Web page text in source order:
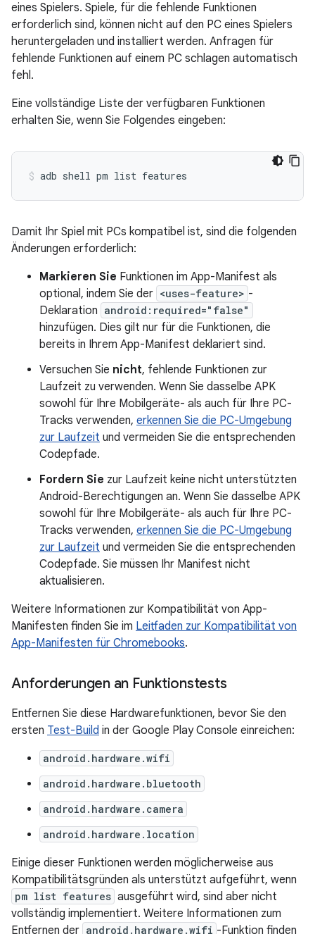
eines Spielers. Spiele, für die fehlende Funktionen
erforderlich sind, können nicht auf den PC eines Spielers
heruntergeladen und installiert werden. Anfragen für
fehlende Funktionen auf einem PC schlagen automatisch
fehl.
Eine vollständige Liste der verfügbaren Funktionen
erhalten Sie, wenn Sie Folgendes eingeben:
adb shell pm list features
Damit Ihr Spiel mit PCs kompatibel ist, sind die folgenden
Änderungen erforderlich:
Markieren Sie Funktionen im App-Manifest als
optional, indem Sie der <uses-feature> -
Deklaration android:required="false"
hinzufügen. Dies gilt nur für die Funktionen, die
bereits in Ihrem App-Manifest deklariert sind.
Versuchen Sie nicht, fehlende Funktionen zur
Laufzeit zu verwenden. Wenn Sie dasselbe APK
sowohl für Ihre Mobilgeräte- als auch für Ihre PC-
Tracks verwenden, erkennen Sie die PC-Umgebung
zur Laufzeit und vermeiden Sie die entsprechenden
Codepfade.
Fordern Sie zur Laufzeit keine nicht unterstützten
Android-Berechtigungen an. Wenn Sie dasselbe APK
sowohl für Ihre Mobilgeräte- als auch für Ihre PC-
Tracks verwenden, erkennen Sie die PC-Umgebung
zur Laufzeit und vermeiden Sie die entsprechenden
Codepfade. Sie müssen Ihr Manifest nicht
aktualisieren.
Weitere Informationen zur Kompatibilität von App-
Manifesten finden Sie im Leitfaden zur Kompatibilität von
App-Manifesten für Chromebooks.
Anforderungen an Funktionstests
Entfernen Sie diese Hardwarefunktionen, bevor Sie den
ersten Test-Build in der Google Play Console einreichen:
android.hardware.wifi
android.hardware.bluetooth
android.hardware.camera
android.hardware.location
Einige dieser Funktionen werden möglicherweise aus
Kompatibilitätsgründen als unterstützt aufgeführt, wenn
pm list features ausgeführt wird, sind aber nicht
vollständig implementiert. Weitere Informationen zum
Entfernen der android.hardware.wifi -Funktion finden